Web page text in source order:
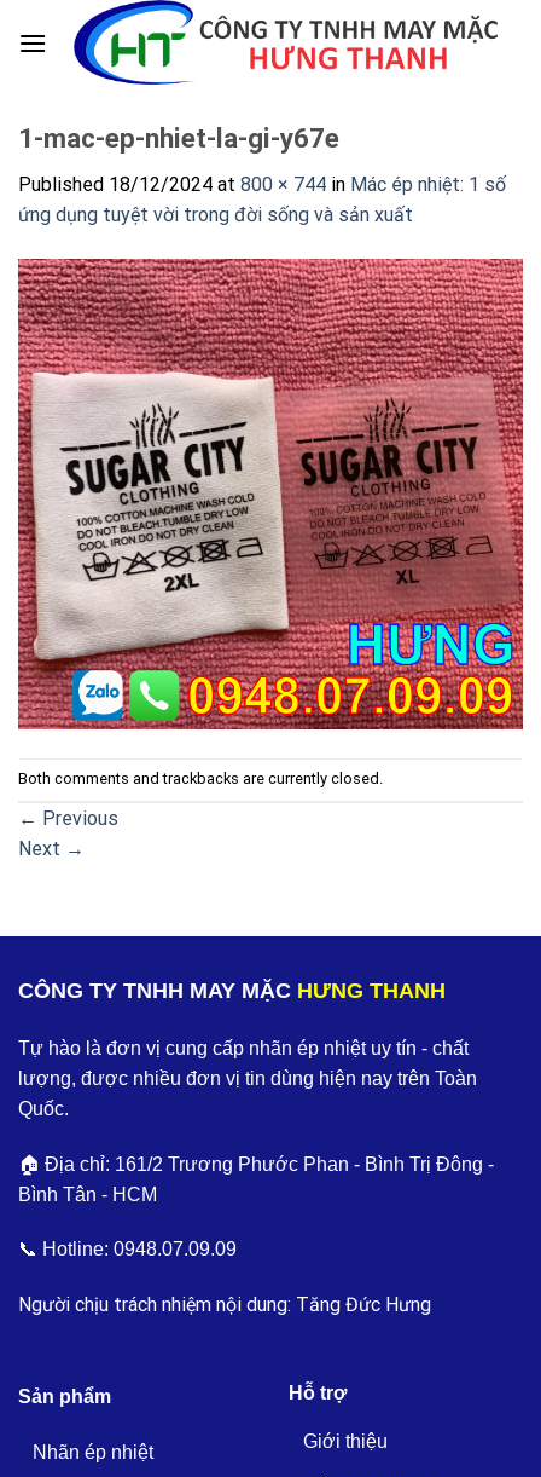
1-mac-ep-nhiet-la-gi-y67e
Published 18/12/2024 at 800 × 744 in Mác ép nhiệt: 1 số
ứng dụng tuyệt vời trong đời sống và sản xuất
Both comments and trackbacks are currently closed.
← Previous
Next →
CÔNG TY TNHH MAY MẶC HƯNG THANH
Tự hào là đơn vị cung cấp nhãn ép nhiệt uy tín - chất
lượng, được nhiều đơn vị tin dùng hiện nay trên Toàn
Quốc.
🏠 Địa chỉ: 161/2 Trương Phước Phan - Bình Trị Đông -
Bình Tân - HCM
📞 Hotline: 0948.07.09.09
Người chịu trách nhiệm nội dung: Tăng Đức Hưng
Sản phẩm
Nhãn ép nhiệt
Hỗ trợ
Giới thiệu